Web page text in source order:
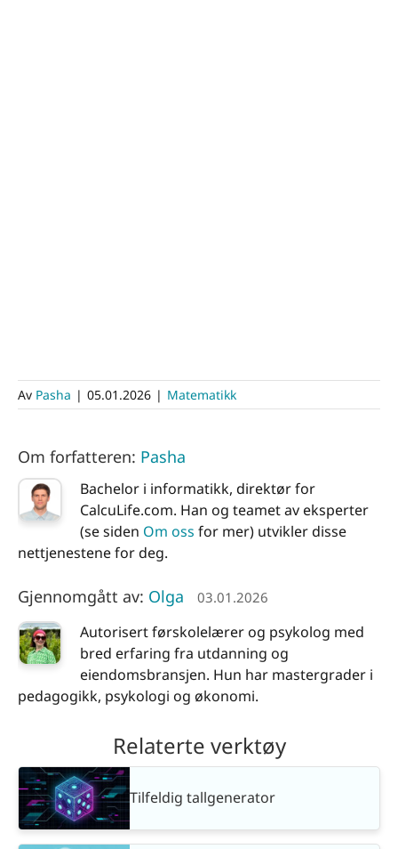
Av Pasha | 05.01.2026 | Matematikk
Om forfatteren: Pasha
Bachelor i informatikk, direktør for
CalcuLife.com. Han og teamet av eksperter
(se siden Om oss for mer) utvikler disse
nettjenestene for deg.
Gjennomgått av: Olga 03.01.2026
Autorisert førskolelærer og psykolog med
bred erfaring fra utdanning og
eiendomsbransjen. Hun har mastergrader i
pedagogikk, psykologi og økonomi.
Relaterte verktøy
Tilfeldig tallgenerator